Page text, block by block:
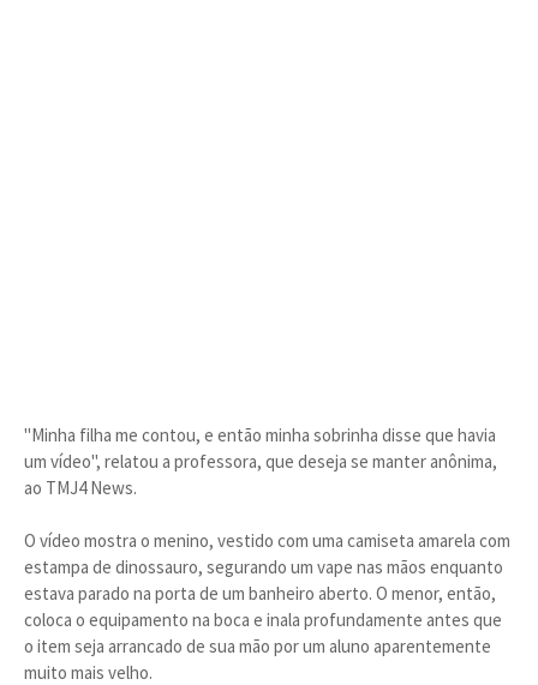
"Minha filha me contou, e então minha sobrinha disse que havia
um vídeo", relatou a professora, que deseja se manter anônima,
ao TMJ4 News.
O vídeo mostra o menino, vestido com uma camiseta amarela com
estampa de dinossauro, segurando um vape nas mãos enquanto
estava parado na porta de um banheiro aberto. O menor, então,
coloca o equipamento na boca e inala profundamente antes que
o item seja arrancado de sua mão por um aluno aparentemente
muito mais velho.